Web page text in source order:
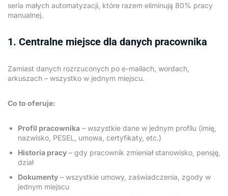
seria małych automatyzacji, które razem eliminują 80% pracy
manualnej.
1. Centralne miejsce dla danych pracownika
Zamiast danych rozrzuconych po e-mailach, wordach,
arkuszach – wszystko w jednym miejscu.
Co to oferuje:
Profil pracownika – wszystkie dane w jednym profilu (imię,
nazwisko, PESEL, umowa, certyfikaty, etc.)
Historia pracy – gdy pracownik zmieniał stanowisko, pensję,
dział
Dokumenty – wszystkie umowy, zaświadczenia, zgody w
jednym miejscu